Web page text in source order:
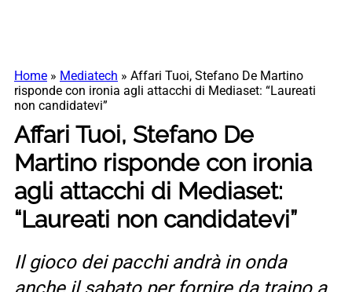
Home » Mediatech » Affari Tuoi, Stefano De Martino
risponde con ironia agli attacchi di Mediaset: “Laureati
non candidatevi”
Affari Tuoi, Stefano De
Martino risponde con ironia
agli attacchi di Mediaset:
“Laureati non candidatevi”
Il gioco dei pacchi andrà in onda